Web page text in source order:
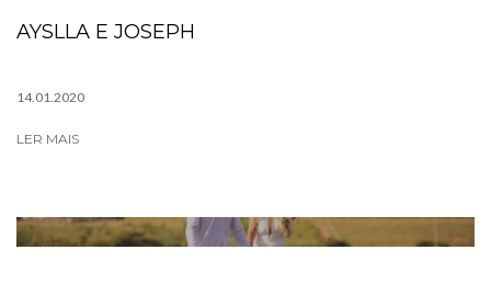
AYSLLA E JOSEPH
14.01.2020
LER MAIS